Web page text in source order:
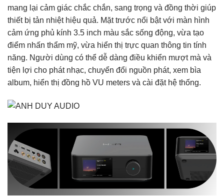
mang lại cảm giác chắc chắn, sang trọng và đồng thời giúp
thiết bị tản nhiệt hiệu quả. Mặt trước nổi bật với màn hình
cảm ứng phủ kính 3.5 inch màu sắc sống động, vừa tạo
điểm nhấn thẩm mỹ, vừa hiển thị trực quan thông tin tính
năng. Người dùng có thể dễ dàng điều khiển mượt mà và
tiện lợi cho phát nhạc, chuyển đổi nguồn phát, xem bìa
album, hiển thị đồng hồ VU meters và cài đặt hệ thống.